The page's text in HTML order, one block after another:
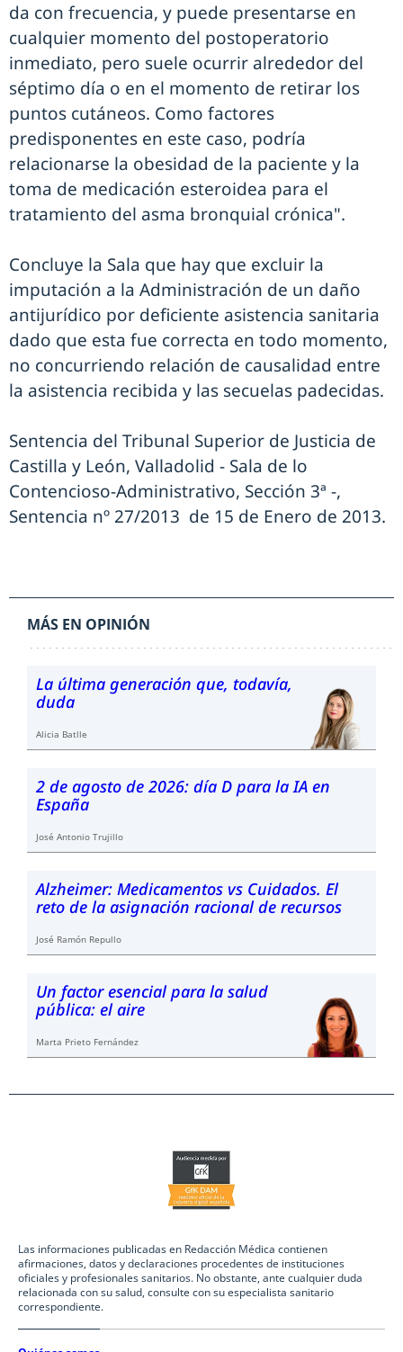
da con frecuencia, y puede presentarse en
cualquier momento del postoperatorio
inmediato, pero suele ocurrir alrededor del
séptimo día o en el momento de retirar los
puntos cutáneos. Como factores
predisponentes en este caso, podría
relacionarse la obesidad de la paciente y la
toma de medicación esteroidea para el
tratamiento del asma bronquial crónica".
Concluye la Sala que hay que excluir la
imputación a la Administración de un daño
antijurídico por deficiente asistencia sanitaria
dado que esta fue correcta en todo momento,
no concurriendo relación de causalidad entre
la asistencia recibida y las secuelas padecidas.
Sentencia del Tribunal Superior de Justicia de
Castilla y León, Valladolid - Sala de lo
Contencioso-Administrativo, Sección 3ª -,
Sentencia nº 27/2013 de 15 de Enero de 2013.
MÁS EN OPINIÓN
La última generación que, todavía,
duda
Alicia Batlle
2 de agosto de 2026: día D para la IA en
España
José Antonio Trujillo
Alzheimer: Medicamentos vs Cuidados. El
reto de la asignación racional de recursos
José Ramón Repullo
Un factor esencial para la salud
pública: el aire
Marta Prieto Fernández
Las informaciones publicadas en Redacción Médica contienen
afirmaciones, datos y declaraciones procedentes de instituciones
oficiales y profesionales sanitarios. No obstante, ante cualquier duda
relacionada con su salud, consulte con su especialista sanitario
correspondiente.